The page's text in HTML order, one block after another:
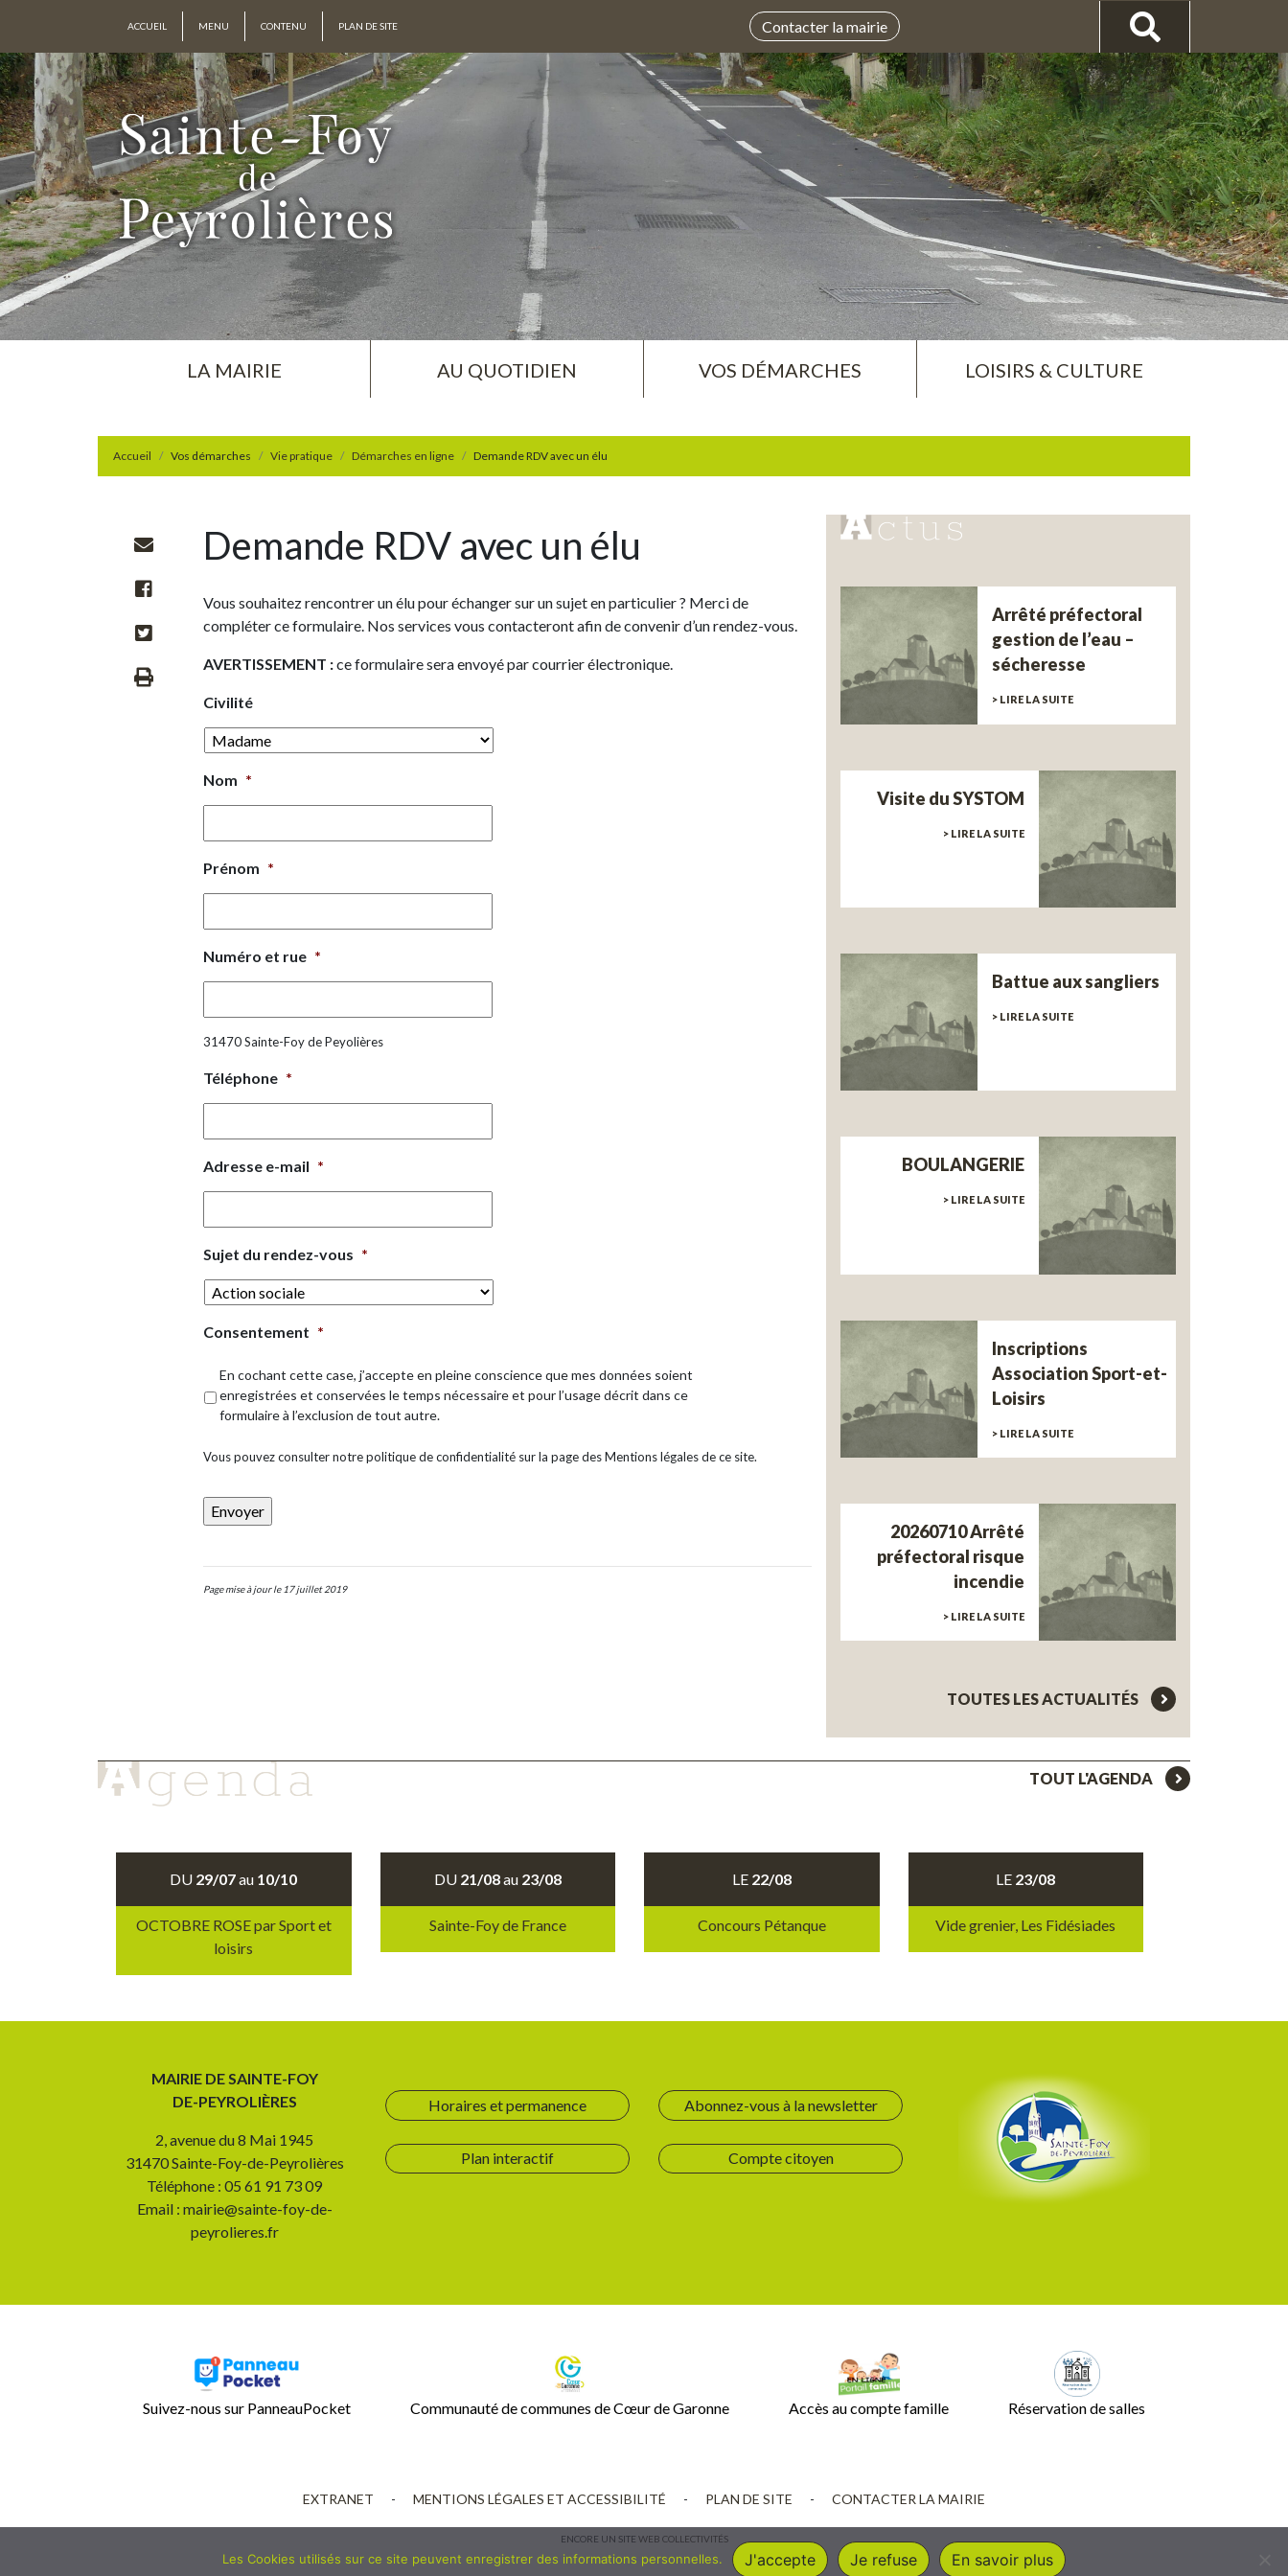
ACCUEIL MENU CONTENU PLAN DE SITE Contacter la mairie
LA MAIRIE AU QUOTIDIEN VOS DÉMARCHES LOISIRS & CULTURE
Accueil Vos démarches Vie pratique Démarches en ligne Demande RDV avec un élu
Demande RDV avec un élu
Vous souhaitez rencontrer un élu pour échanger sur un sujet en particulier ? Merci de
compléter ce formulaire. Nos services vous contacteront afin de convenir d’un rendez-vous.
AVERTISSEMENT :ce formulaire sera envoyé par courrier électronique.
Civilité
Nom *
Prénom *
Numéro et rue *
31470 Sainte-Foy de Peyolières
Téléphone *
Adresse e-mail *
Sujet du rendez-vous *
Consentement *
En cochant cette case, j’accepte en pleine conscience que mes données soient
enregistrées et conservées le temps nécessaire et pour l’usage décrit dans ce
formulaire à l’exclusion de tout autre.
Vous pouvez consulter notre politique de confidentialité sur la page des Mentions légales de ce site.
Page mise à jour le 17 juillet 2019
Arrêté préfectoral
gestion de l’eau –
sécheresse
> LIRE LA SUITE
Visite du SYSTOM
> LIRE LA SUITE
Battue aux sangliers
> LIRE LA SUITE
BOULANGERIE
> LIRE LA SUITE
Inscriptions
Association Sport-et-
Loisirs
> LIRE LA SUITE
20260710 Arrêté
préfectoral risque
incendie
> LIRE LA SUITE
TOUTES LES ACTUALITÉS
TOUT L'AGENDA
DU 29/07au 10/10
OCTOBRE ROSE par Sport et
loisirs
DU 21/08au 23/08
Sainte-Foy de France
LE 22/08
Concours Pétanque
LE 23/08
Vide grenier, Les Fidésiades
MAIRIE DE SAINTE-FOY
DE-PEYROLIÈRES
2, avenue du 8 Mai 1945
31470 Sainte-Foy-de-Peyrolières
Téléphone : 05 61 91 73 09
Email : mairie@sainte-foy-de-
peyrolieres.fr
Horaires et permanence
Plan interactif
Abonnez-vous à la newsletter
Compte citoyen
Suivez-nous sur PanneauPocket Communauté de communes de Cœur de Garonne Accès au compte famille Réservation de salles
EXTRANET - MENTIONS LÉGALES ET ACCESSIBILITÉ - PLAN DE SITE - CONTACTER LA MAIRIE
ENCORE UN SITE WEB COLLECTIVITÉS
Les Cookies utilisés sur ce site peuvent enregistrer des informations personnelles. J'accepte Je refuse En savoir plus